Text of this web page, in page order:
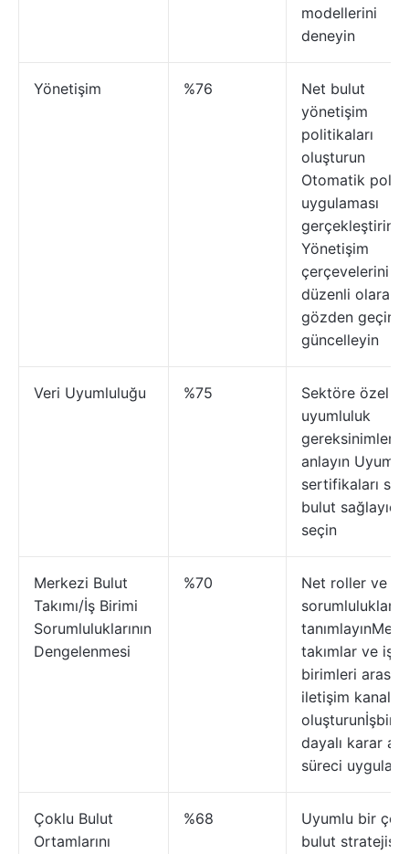
modellerini
deneyin
Yönetişim %76
Net bulut
yönetişim
politikaları
oluşturun
Otomatik
uygulaması
gerçekleştirin
Yönetişim
çerçevelerini
düzenli olarak
gözden geçirin
güncelleyin
Veri Uyumluluğu %75
Sektöre özel
uyumluluk
gereksinimlerini
anlayın
sertifikaları
bulut
seçin
Merkezi Bulut
Takımı/İş Birimi
Sorumluluklarının
Dengelenmesi
%70
Net roller ve
sorumluluklar
takımlar ve iş
birimleri
iletişim
dayalı karar
süreci
Çoklu Bulut
Ortamlarını
%68
Uyumlu bir
bulut stratejisi